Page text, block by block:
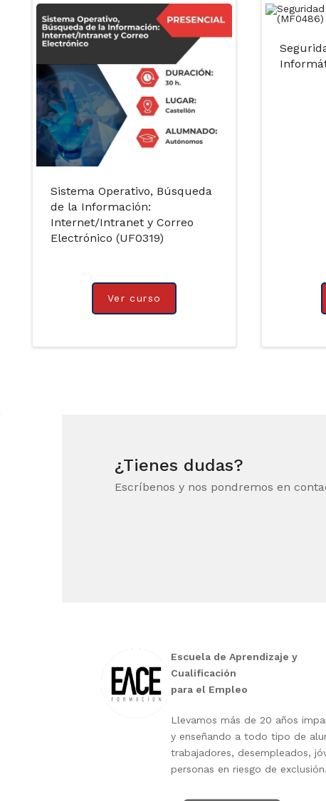
Sistema Operativo, Búsqueda
de la Información:
Internet/Intranet y Correo
Electrónico (UF0319)
Ver curso
¿Tienes dudas?
Escríbenos y nos pondremos en
Escuela de Aprendizaje y
Cualificación
para el Empleo
Llevamos más de 20 años
y enseñando a todo tipo de
trabajadores, desempleados,
personas en riesgo de exclusión.